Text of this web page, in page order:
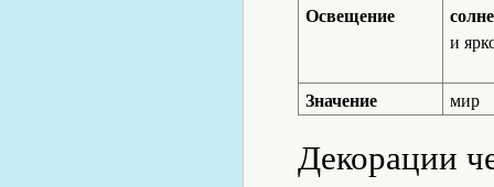
Освещение
и
Значение мир
Декорации